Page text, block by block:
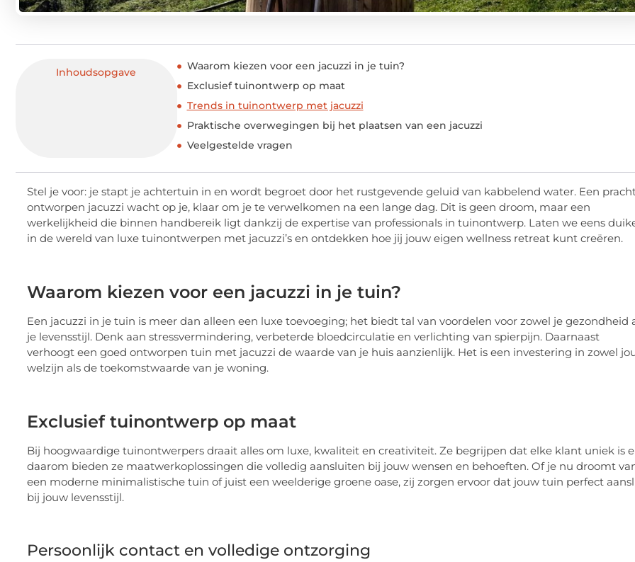
Inhoudsopgave
Waarom kiezen voor een jacuzzi in je tuin?
Exclusief tuinontwerp op maat
Trends in tuinontwerp met jacuzzi
Praktische overwegingen bij het plaatsen van een jacuzzi
Veelgestelde vragen
Stel je voor: je stapt je achtertuin in en wordt begroet door het rustgevende geluid van kabbelend water. Een
ontworpen jacuzzi wacht op je, klaar om je te verwelkomen na een lange dag. Dit is geen droom, maar een
werkelijkheid die binnen handbereik ligt dankzij de expertise van professionals in tuinontwerp. Laten we eens
in de wereld van luxe tuinontwerpen met jacuzzi’s en ontdekken hoe jij jouw eigen wellness retreat kunt creëren.
Waarom kiezen voor een jacuzzi in je tuin?
Een jacuzzi in je tuin is meer dan alleen een luxe toevoeging; het biedt tal van voordelen voor zowel je gezondheid
je levensstijl. Denk aan stressvermindering, verbeterde bloedcirculatie en verlichting van spierpijn. Daarnaast
verhoogt een goed ontworpen tuin met jacuzzi de waarde van je huis aanzienlijk. Het is een investering in zowel
welzijn als de toekomstwaarde van je woning.
Exclusief tuinontwerp op maat
Bij hoogwaardige tuinontwerpers draait alles om luxe, kwaliteit en creativiteit. Ze begrijpen dat elke klant uniek is
daarom bieden ze maatwerkoplossingen die volledig aansluiten bij jouw wensen en behoeften. Of je nu droomt
een moderne minimalistische tuin of juist een weelderige groene oase, zij zorgen ervoor dat jouw tuin perfect
bij jouw levensstijl.
Persoonlijk contact en volledige ontzorging